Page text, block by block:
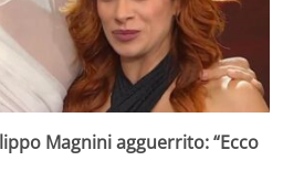
Magnini agguerrito: “Ecco